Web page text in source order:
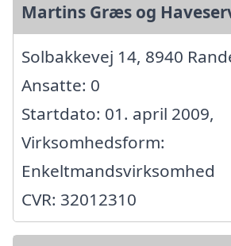
Martins Græs og
Solbakkevej 14, 8940
Ansatte: 0
Startdato: 01. april 2009,
Virksomhedsform:
Enkeltmandsvirksomhed
CVR: 32012310